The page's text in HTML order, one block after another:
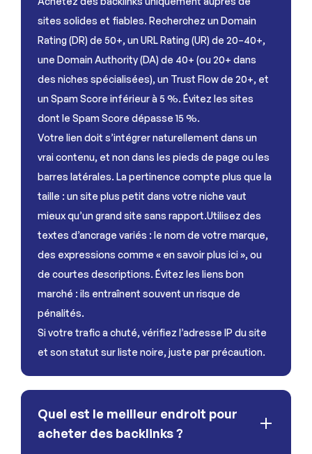
sites solides et fiables. Recherchez un Domain
Rating (DR) de 50+, un URL Rating (UR) de 20–40+,
une Domain Authority (DA) de 40+ (ou 20+ dans
des niches spécialisées), un Trust Flow de 20+, et
un Spam Score inférieur à 5 %. Évitez les sites
dont le Spam Score dépasse 15 %.
Votre lien doit s’intégrer naturellement dans un
vrai contenu, et non dans les pieds de page ou les
barres latérales. La pertinence compte plus que la
taille : un site plus petit dans votre niche vaut
mieux qu’un grand site sans rapport.Utilisez des
textes d’ancrage variés : le nom de votre marque,
des expressions comme « en savoir plus ici », ou
de courtes descriptions. Évitez les liens bon
marché : ils entraînent souvent un risque de
pénalités.
Si votre trafic a chuté, vérifiez l’adresse IP du site
et son statut sur liste noire, juste par précaution.
Quel est le meilleur endroit pour
acheter des backlinks ?